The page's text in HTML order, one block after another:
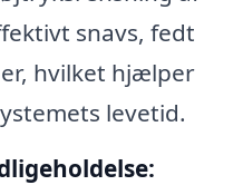
snavs, fedt
hvilket hjælper
levetid.